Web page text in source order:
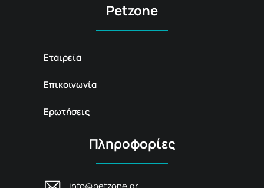
Petzone
Εταιρεία
Επικοινωνία
Ερωτήσεις
Πληροφορίες